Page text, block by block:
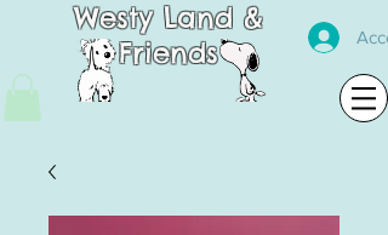
Westy Land &
Friends